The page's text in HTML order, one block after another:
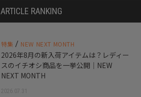
ARTICLE RANKING
特集 / NEW NEXT MONTH
2026年8月の新入荷アイテムは？レディー
スのイチオシ商品を一挙公開｜NEW
NEXT MONTH
2026.07.31